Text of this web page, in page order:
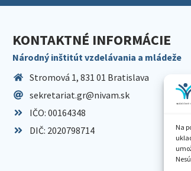
Na
KONTAKTNÉ INFORMÁCIE
Národný inštitút vzdelávania a mládeže
Stromová 1, 831 01 Bratislava
sekretariat.gr@nivam.sk
IČO: 00164348
DIČ: 2020798714